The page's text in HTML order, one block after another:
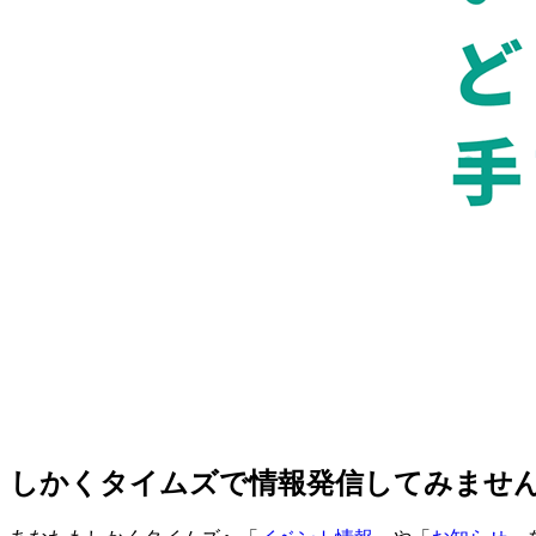
しかくタイムズで情報発信してみませ